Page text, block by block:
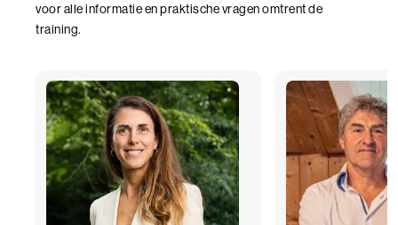
voor alle informatie en praktische vragen omtrent de
training.